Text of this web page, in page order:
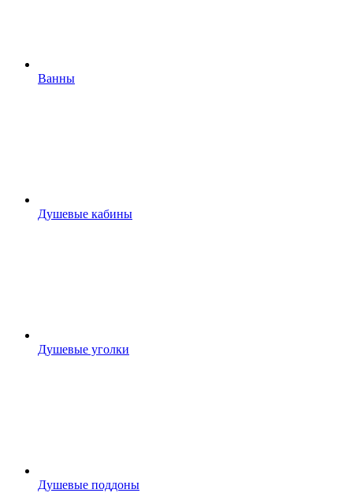
Ванны
Душевые кабины
Душевые уголки
Душевые поддоны